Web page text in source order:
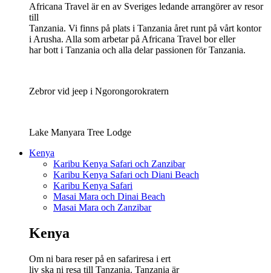
Africana Travel är en av Sveriges ledande arrangörer av resor
till
Tanzania. Vi finns på plats i Tanzania året runt på vårt kontor
i Arusha. Alla som arbetar på Africana Travel bor eller
har bott i Tanzania och alla delar passionen för Tanzania.
Zebror vid jeep i Ngorongorokratern
Lake Manyara Tree Lodge
Kenya
Karibu Kenya Safari och Zanzibar
Karibu Kenya Safari och Diani Beach
Karibu Kenya Safari
Masai Mara och Dinai Beach
Masai Mara och Zanzibar
Kenya
Om ni bara reser på en safariresa i ert
liv ska ni resa till Tanzania. Tanzania är